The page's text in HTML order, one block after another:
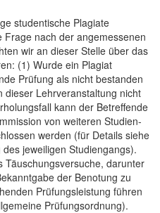
studentische Plagiate
nach der angemessenen
wir an dieser Stelle über das
(1) Wurde ein Plagiat
Prüfung als nicht bestanden
dieser Lehrveranstaltung nicht
kann der Betreffende
von weiteren Studien-
werden (für Details siehe
jeweiligen Studiengangs).
Täuschungsversuche, darunter
der Benotung zu
Prüfungsleistung führen
Prüfungsordnung).